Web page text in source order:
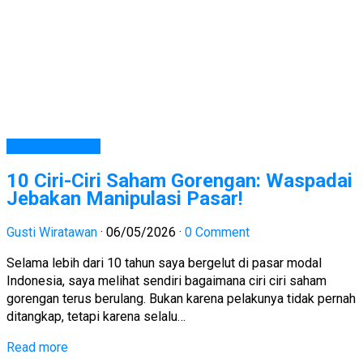
10 Ciri-Ciri Saham Gorengan: Waspadai
Jebakan Manipulasi Pasar!
Gusti Wiratawan · 06/05/2026 · 0 Comment
Selama lebih dari 10 tahun saya bergelut di pasar modal
Indonesia, saya melihat sendiri bagaimana ciri ciri saham
gorengan terus berulang. Bukan karena pelakunya tidak pernah
ditangkap, tetapi karena selalu…
Read more